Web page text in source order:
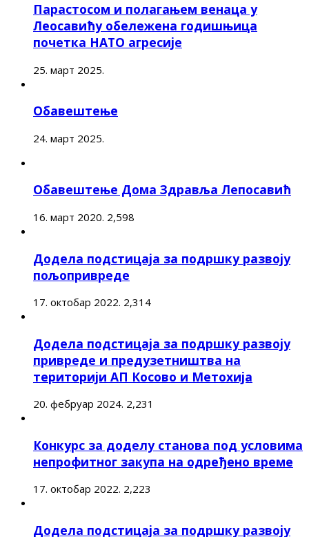
Парастосом и полагањем венаца у
Леосавићу обележена годишњица
почетка НАТО агресије
25. март 2025.
Обавештење
24. март 2025.
Обавештење Дома Здравља Лепосавић
16. март 2020. 2,598
Додела подстицаја за подршку развоју
пољопривреде
17. октобар 2022. 2,314
Додела подстицаја за подршку развоју
привреде и предузетништва на
територији АП Косово и Метохија
20. фебруар 2024. 2,231
Конкурс за доделу станова под условима
непрофитног закупа на одређено време
17. октобар 2022. 2,223
Додела подстицаја за подршку развоју